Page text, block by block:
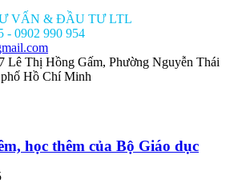
VẤN & ĐẦU TƯ LTL
- 0902 990 954
Lê Thị Hồng Gấm, Phường Nguyễn Thái
Hồ Chí Minh
học thêm của Bộ Giáo dục